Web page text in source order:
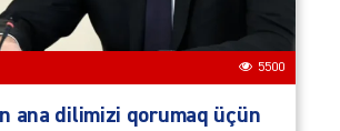
5500
ana dilimizi qorumaq üçün